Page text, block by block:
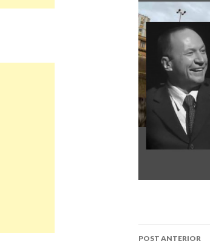
Navegação
POST ANTERIOR